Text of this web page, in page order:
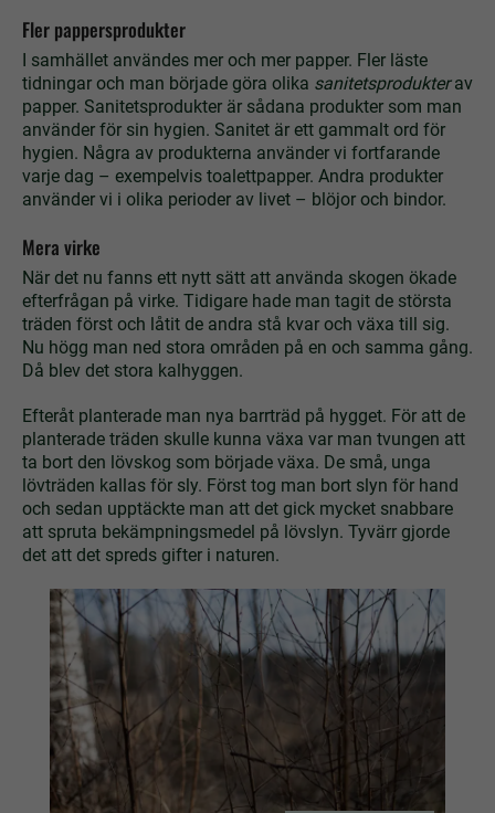
Fler pappersprodukter
I samhället användes mer och mer papper. Fler läste
tidningar och man började göra olika sanitetsprodukterav
papper. Sanitetsprodukter är sådana produkter som man
använder för sin hygien. Sanitet är ett gammalt ord för
hygien. Några av produkterna använder vi fortfarande
varje dag – exempelvis toalettpapper. Andra produkter
använder vi i olika perioder av livet – blöjor och bindor.
Mera virke
När det nu fanns ett nytt sätt att använda skogen ökade
efterfrågan på virke. Tidigare hade man tagit de största
träden först och låtit de andra stå kvar och växa till sig.
Nu högg man ned stora områden på en och samma gång.
Då blev det stora kalhyggen.
Efteråt planterade man nya barrträd på hygget. För att de
planterade träden skulle kunna växa var man tvungen att
ta bort den lövskog som började växa. De små, unga
lövträden kallas för sly. Först tog man bort slyn för hand
och sedan upptäckte man att det gick mycket snabbare
att spruta bekämpningsmedel på lövslyn. Tyvärr gjorde
det att det spreds gifter i naturen.